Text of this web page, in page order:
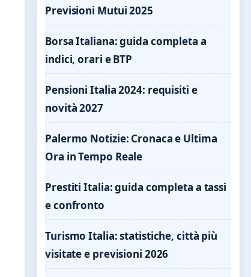
Previsioni Mutui 2025
Borsa Italiana: guida completa a
indici, orari e BTP
Pensioni Italia 2024: requisiti e
novità 2027
Palermo Notizie: Cronaca e Ultima
Ora in Tempo Reale
Prestiti Italia: guida completa a tassi
e confronto
Turismo Italia: statistiche, città più
visitate e previsioni 2026